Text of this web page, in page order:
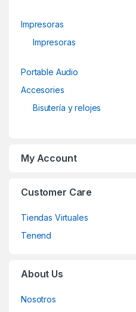
Impresoras
Impresoras
Portable Audio
Accesories
Bisutería y relojes
My Account
Customer Care
Tiendas Virtuales
Tenend
About Us
Nosotros